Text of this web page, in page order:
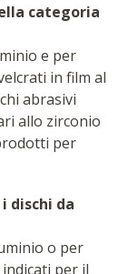
categoria
e per
in film al
abrasivi
allo zirconio
per
dischi da
o per
per il